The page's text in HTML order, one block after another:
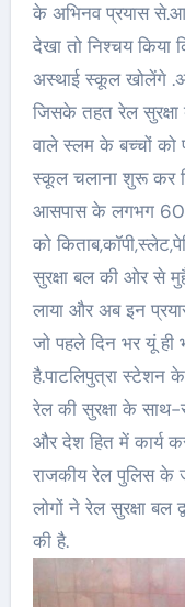
के अभिनव प्रयास
देखा तो निश्चय
अस्थाई स्कूल खोलेंगे
जिसके तहत रेल
वाले स्लम के बच्चों को
स्कूल चलाना शुरू कर
आसपास के लगभग 60
को
सुरक्षा बल की ओर से
लाया और अब इन
जो पहले दिन भर यूं ही
है.पाटलिपुत्रा स्टेशन
रेल की सुरक्षा के साथ-
और देश हित में कार्य
राजकीय रेल पुलिस के
लोगों ने रेल सुरक्षा बल
की है.